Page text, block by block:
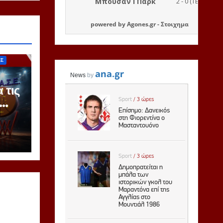
powered byAgones.gr-Στοιχημα